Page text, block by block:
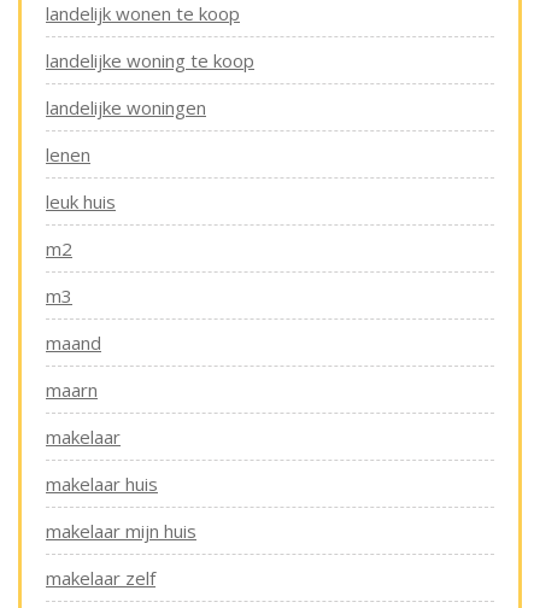
landelijk wonen te koop
landelijke woning te koop
landelijke woningen
lenen
leuk huis
m2
m3
maand
maarn
makelaar
makelaar huis
makelaar mijn huis
makelaar zelf